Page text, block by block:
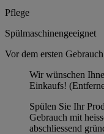
Pflege
Spülmaschinengeeignet
Vor dem ersten
Wir wünschen
Einkaufs!
Spülen Sie Ihr
Gebrauch mit
abschliessend